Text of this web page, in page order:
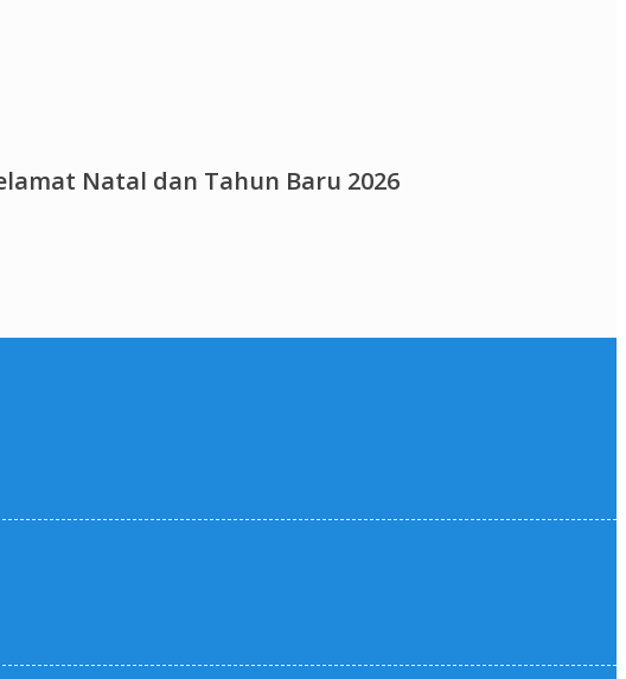
Natal dan Tahun Baru 2026